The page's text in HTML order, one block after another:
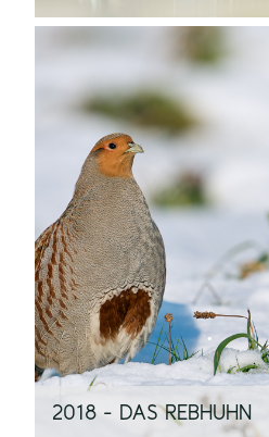
2018 - DAS REBHUHN